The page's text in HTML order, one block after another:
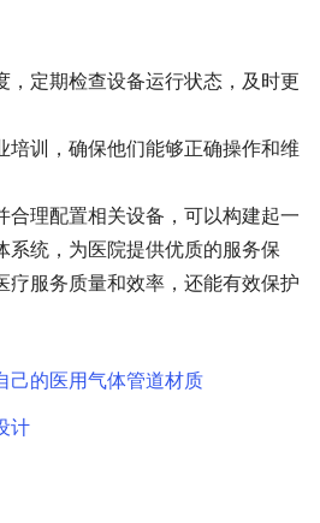
，定期检查设备运行状态，及时更
培训，确保他们能够正确操作和维
合理配置相关设备，可以构建起一
系统，为医院提供优质的服务保
疗服务质量和效率，还能有效保护
己的医用气体管道材质
计